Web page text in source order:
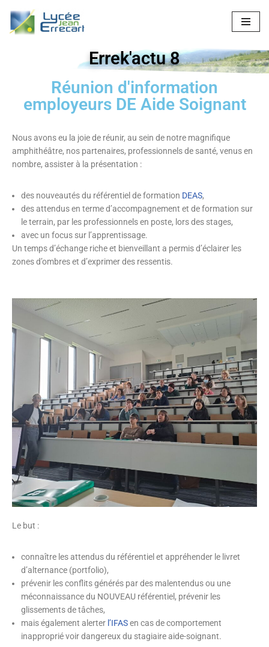
Aller
Errek'actu 8
Réunion d'information
employeurs DE Aide Soignant
Nous avons eu la joie de réunir, au sein de notre magnifique
amphithéâtre, nos partenaires, professionnels de santé, venus en
nombre, assister à la présentation :
des nouveautés du référentiel de formation DEAS,
des attendus en terme d’accompagnement et de formation sur
le terrain, par les professionnels en poste, lors des stages,
avec un focus sur l’apprentissage.
Un temps d’échange riche et bienveillant a permis d’éclairer les
zones d’ombres et d’exprimer des ressentis.
Le but :
connaître les attendus du référentiel et appréhender le livret
d’alternance (portfolio),
prévenir les conflits générés par des malentendus ou une
méconnaissance du NOUVEAU référentiel, prévenir les
glissements de tâches,
mais également alerter l’IFASen cas de comportement
inapproprié voir dangereux du stagiaire aide-soignant.